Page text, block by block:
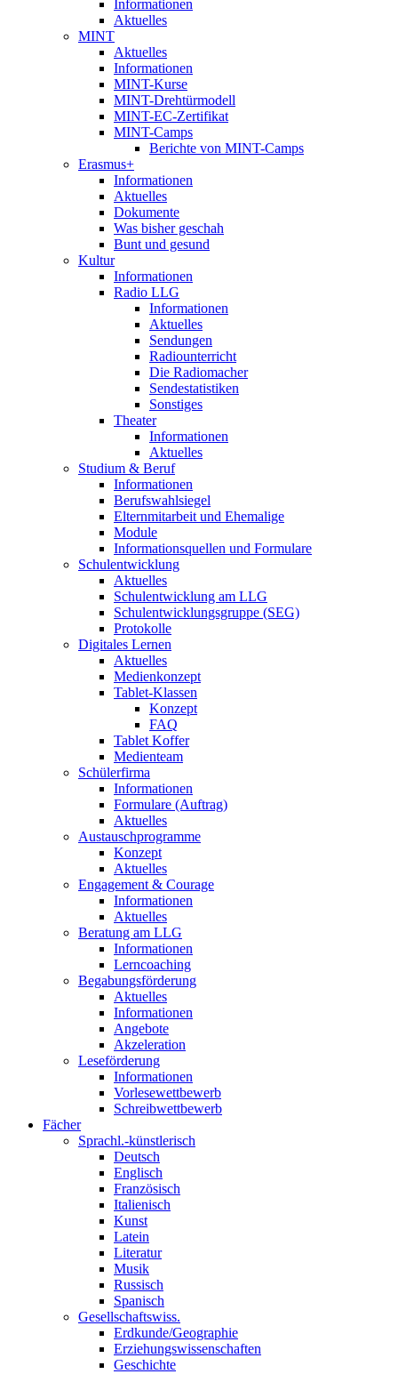
Informationen
Aktuelles
MINT
Aktuelles
Informationen
MINT-Kurse
MINT-Drehtürmodell
MINT-EC-Zertifikat
MINT-Camps
Berichte von MINT-Camps
Erasmus+
Informationen
Aktuelles
Dokumente
Was bisher geschah
Bunt und gesund
Kultur
Informationen
Radio LLG
Informationen
Aktuelles
Sendungen
Radiounterricht
Die Radiomacher
Sendestatistiken
Sonstiges
Theater
Informationen
Aktuelles
Studium & Beruf
Informationen
Berufswahlsiegel
Elternmitarbeit und Ehemalige
Module
Informationsquellen und Formulare
Schulentwicklung
Aktuelles
Schulentwicklung am LLG
Schulentwicklungsgruppe (SEG)
Protokolle
Digitales Lernen
Aktuelles
Medienkonzept
Tablet-Klassen
Konzept
FAQ
Tablet Koffer
Medienteam
Schülerfirma
Informationen
Formulare (Auftrag)
Aktuelles
Austauschprogramme
Konzept
Aktuelles
Engagement & Courage
Informationen
Aktuelles
Beratung am LLG
Informationen
Lerncoaching
Begabungsförderung
Aktuelles
Informationen
Angebote
Akzeleration
Leseförderung
Informationen
Vorlesewettbewerb
Schreibwettbewerb
Fächer
Sprachl.-künstlerisch
Deutsch
Englisch
Französisch
Italienisch
Kunst
Latein
Literatur
Musik
Russisch
Spanisch
Gesellschaftswiss.
Erdkunde/Geographie
Erziehungswissenschaften
Geschichte